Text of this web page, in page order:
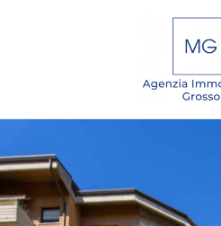
SL
HOME
Qualsiasi